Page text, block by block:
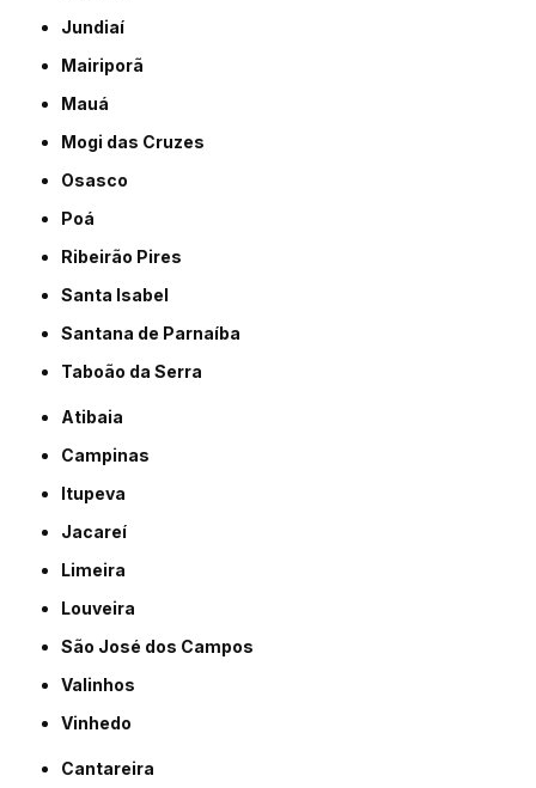
Jundiaí
Mairiporã
Mauá
Mogi das Cruzes
Osasco
Poá
Ribeirão Pires
Santa Isabel
Santana de Parnaíba
Taboão da Serra
Atibaia
Campinas
Itupeva
Jacareí
Limeira
Louveira
São José dos Campos
Valinhos
Vinhedo
Cantareira